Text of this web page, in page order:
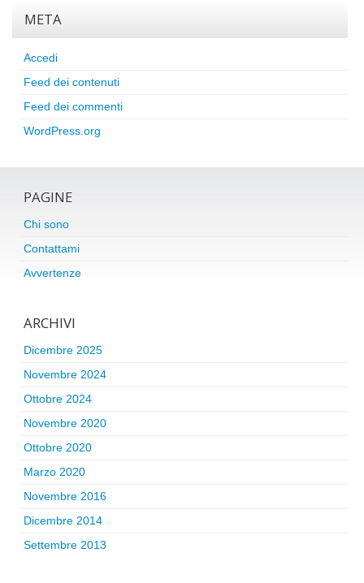
META
Accedi
Feed dei contenuti
Feed dei commenti
WordPress.org
PAGINE
Chi sono
Contattami
Avvertenze
ARCHIVI
Dicembre 2025
Novembre 2024
Ottobre 2024
Novembre 2020
Ottobre 2020
Marzo 2020
Novembre 2016
Dicembre 2014
Settembre 2013